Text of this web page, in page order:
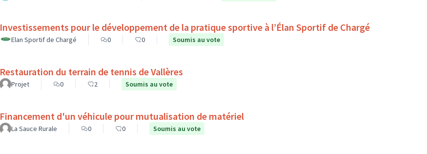
Investissements pour le développement de la pratique sportive à l’Élan Sportif de Chargé
Elan Sportif de Chargé 0 0 Soumis au vote
Restauration du terrain de tennis de Vallères
Projet 0 2 Soumis au vote
Financement d'un véhicule pour mutualisation de matériel
La Sauce Rurale 0 0 Soumis au vote